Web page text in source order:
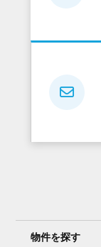
物件を探す